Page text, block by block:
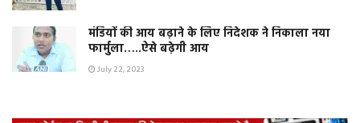
मंडियों की आय बढ़ाने के लिए निदेशक ने निकाला नया
फार्मुला…..ऐसे बढ़ेगी आय
July 22, 2023